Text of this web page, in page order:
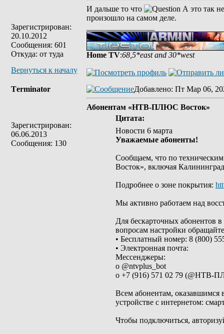
Зарегистрирован:
20.10.2012
Сообщения: 601
Откуда: от туда
И дальше то что
А это так
произошло на самом деле.
Home TV:68,5*east and 30*west
Вернуться к началу
Tеrminatоr
Зарегистрирован:
06.06.2013
Сообщения: 130
Добавлено: Пт Мар 06,
Абонентам «НТВ‑ПЛЮС Восток»
Цитата:
Новости 6 марта
Уважаемые абоненты!
Сообщаем, что по
Восток», включая
Подробнее о зоне покрытия:
Мы активно работаем над
Для бескарточных абонентов
вопросам настройки
• Бесплатный номер: 8 (800)
• Электронная почта:
Мессенджеры:
o @ntvplus_bot
o +7 (916) 571 02 79
Всем абонентам,
устройстве с интернетом:
Чтобы подключиться,